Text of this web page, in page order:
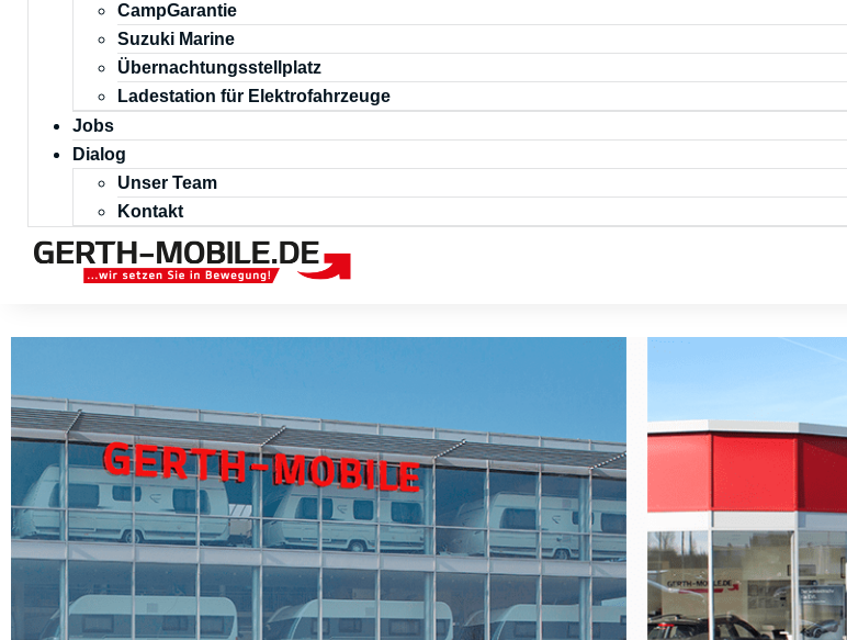
CampGarantie
Suzuki Marine
Übernachtungsstellplatz
Ladestation für Elektrofahrzeuge
Jobs
Dialog
Unser Team
Kontakt